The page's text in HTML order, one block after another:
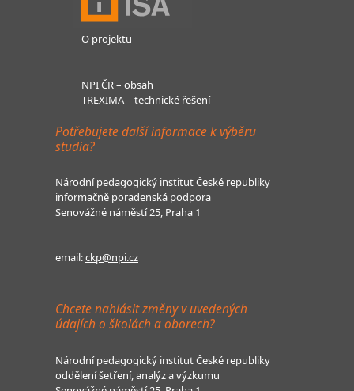
O projektu
NPI ČR – obsah
TREXIMA – technické řešení
Potřebujete další informace k výběru
studia?
Národní pedagogický institut České republiky
informačně poradenská podpora
Senovážné náměstí 25, Praha 1
email:ckp@npi.cz
Chcete nahlásit změny v uvedených
údajích o školách a oborech?
Národní pedagogický institut České republiky
oddělení šetření, analýz a výzkumu